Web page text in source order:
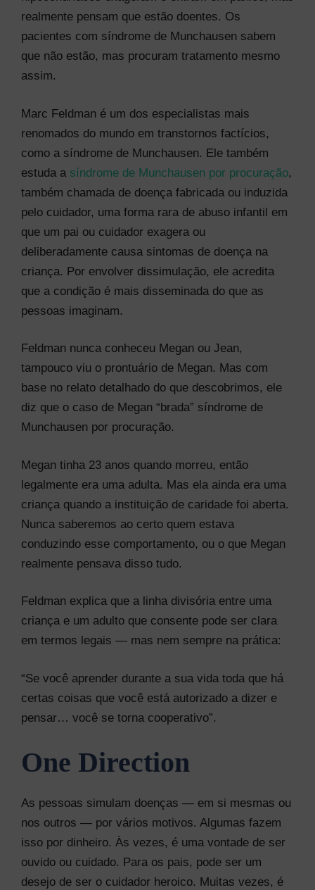
realmente pensam que estão doentes. Os
pacientes com síndrome de Munchausen sabem
que não estão, mas procuram tratamento mesmo
assim.
Marc Feldman é um dos especialistas mais
renomados do mundo em transtornos factícios,
como a síndrome de Munchausen. Ele também
estuda a síndrome de Munchausen por procuração,
também chamada de doença fabricada ou induzida
pelo cuidador, uma forma rara de abuso infantil em
que um pai ou cuidador exagera ou
deliberadamente causa sintomas de doença na
criança. Por envolver dissimulação, ele acredita
que a condição é mais disseminada do que as
pessoas imaginam.
Feldman nunca conheceu Megan ou Jean,
tampouco viu o prontuário de Megan. Mas com
base no relato detalhado do que descobrimos, ele
diz que o caso de Megan “brada” síndrome de
Munchausen por procuração.
Megan tinha 23 anos quando morreu, então
legalmente era uma adulta. Mas ela ainda era uma
criança quando a instituição de caridade foi aberta.
Nunca saberemos ao certo quem estava
conduzindo esse comportamento, ou o que Megan
realmente pensava disso tudo.
Feldman explica que a linha divisória entre uma
criança e um adulto que consente pode ser clara
em termos legais — mas nem sempre na prática:
“Se você aprender durante a sua vida toda que há
certas coisas que você está autorizado a dizer e
pensar… você se torna cooperativo”.
One Direction
As pessoas simulam doenças — em si mesmas ou
nos outros — por vários motivos. Algumas fazem
isso por dinheiro. Às vezes, é uma vontade de ser
ouvido ou cuidado. Para os pais, pode ser um
desejo de ser o cuidador heroico. Muitas vezes, é